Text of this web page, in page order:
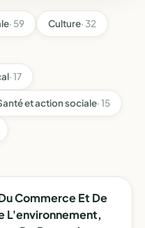
· 59 Culture· 32
· 17
et action sociale· 15
Commerce Et De
L'environnement,